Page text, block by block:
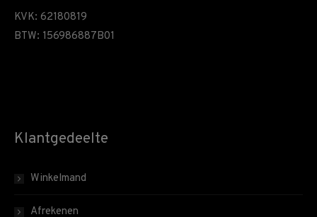
KVK: 62180819
BTW: 156986887B01
Klantgedeelte
Winkelmand
Afrekenen